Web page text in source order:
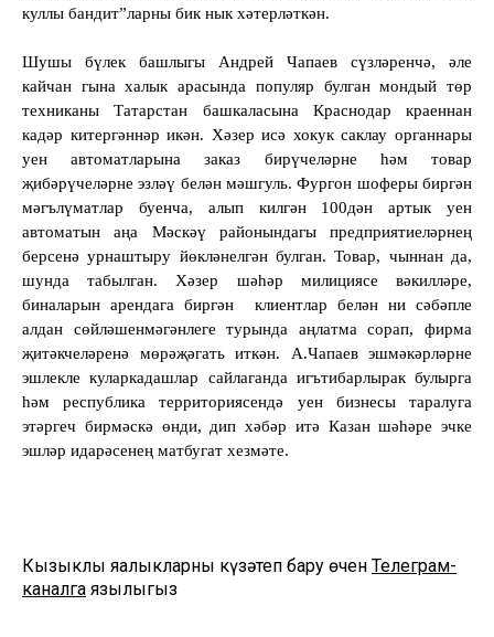
куллы бандит”ларны бик нык хәтерләткән.
Шушы бүлек башлыгы Андрей Чапаев сүзләренчә, әле
кайчан гына халык арасында популяр булган мондый төр
техниканы Татарстан башкаласына Краснодар краеннан
кадәр китергәннәр икән. Хәзер исә хокук саклау органнары
уен автоматларына заказ бирүчеләрне һәм товар
җибәрүчеләрне эзләү белән мәшгуль. Фургон шоферы биргән
мәгълүматлар буенча, алып килгән 100дән артык уен
автоматын аңа Мәскәү районындагы предприятиеләрнең
берсенә урнаштыру йөкләнелгән булган. Товар, чыннан да,
шунда табылган. Хәзер шәһәр милициясе вәкилләре,
биналарын арендага биргән
клиентлар белән ни сәбәпле
алдан сөйләшенмәгәнлеге турында аңлатма сорап, фирма
җитәкчеләренә мөрәҗәгать иткән. А.Чапаев эшмәкәрләрне
эшлекле куларкадашлар сайлаганда игътибарлырак булырга
һәм республика территориясендә уен бизнесы таралуга
этәргеч бирмәскә өнди, дип хәбәр итә Казан шәһәре эчке
эшләр идарәсенең матбугат хезмәте.
Кызыклы яңалыкларны күзәтеп бару өчен Телеграм-
каналга язылыгыз